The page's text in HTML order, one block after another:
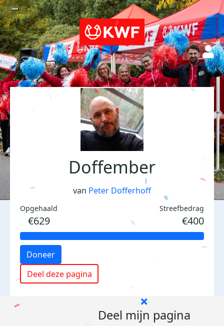
Doffember
van Peter Dofferhoff
Opgehaald
€629
Streefbedrag
€400
Doneer
Deel deze pagina
Deel mijn pagina